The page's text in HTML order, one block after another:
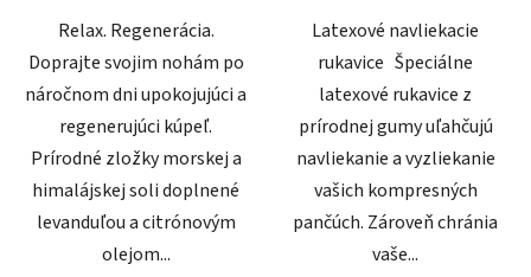
Relax. Regenerácia.
Doprajte svojim nohám po
náročnom dni upokojujúci a
regenerujúci kúpeľ.
Prírodné zložky morskej a
himalájskej soli doplnené
levanduľou a citrónovým
olejom...
Latexové navliekacie
rukavice Špeciálne
latexové rukavice z
prírodnej gumy uľahčujú
navliekanie a vyzliekanie
vašich kompresných
pančúch. Zároveň chránia
vaše...